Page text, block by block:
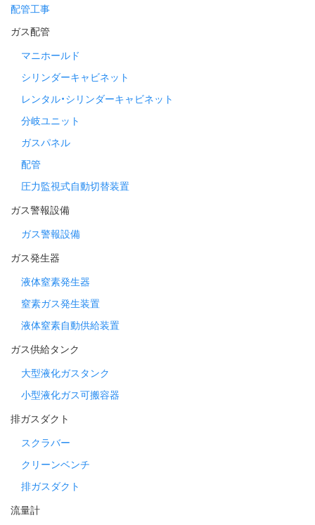
配管工事
ガス配管
マニホールド
シリンダーキャビネット
レンタル・シリンダーキャビネット
分岐ユニット
ガスパネル
配管
圧力監視式自動切替装置
ガス警報設備
ガス警報設備
ガス発生器
液体窒素発生器
窒素ガス発生装置
液体窒素自動供給装置
ガス供給タンク
大型液化ガスタンク
小型液化ガス可搬容器
排ガスダクト
スクラバー
クリーンベンチ
排ガスダクト
流量計